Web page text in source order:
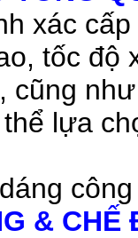
xác
tốc độ
cũng
lựa
&